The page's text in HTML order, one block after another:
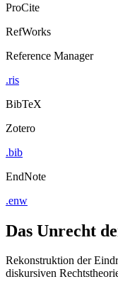
ProCite
RefWorks
Reference Manager
.ris
BibTeX
Zotero
.bib
EndNote
.enw
Das Unrecht
Rekonstruktion der
diskursiven